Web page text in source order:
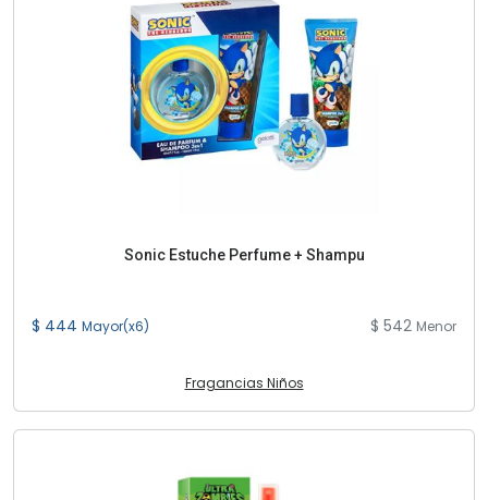
Sonic Estuche Perfume + Shampu
$ 444 Mayor(x6) $ 542 Menor
Fragancias Niños